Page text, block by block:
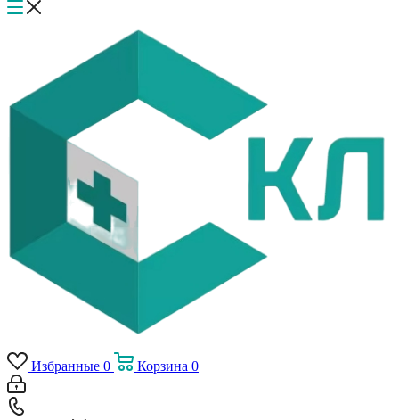
Избранные 0 Корзина 0